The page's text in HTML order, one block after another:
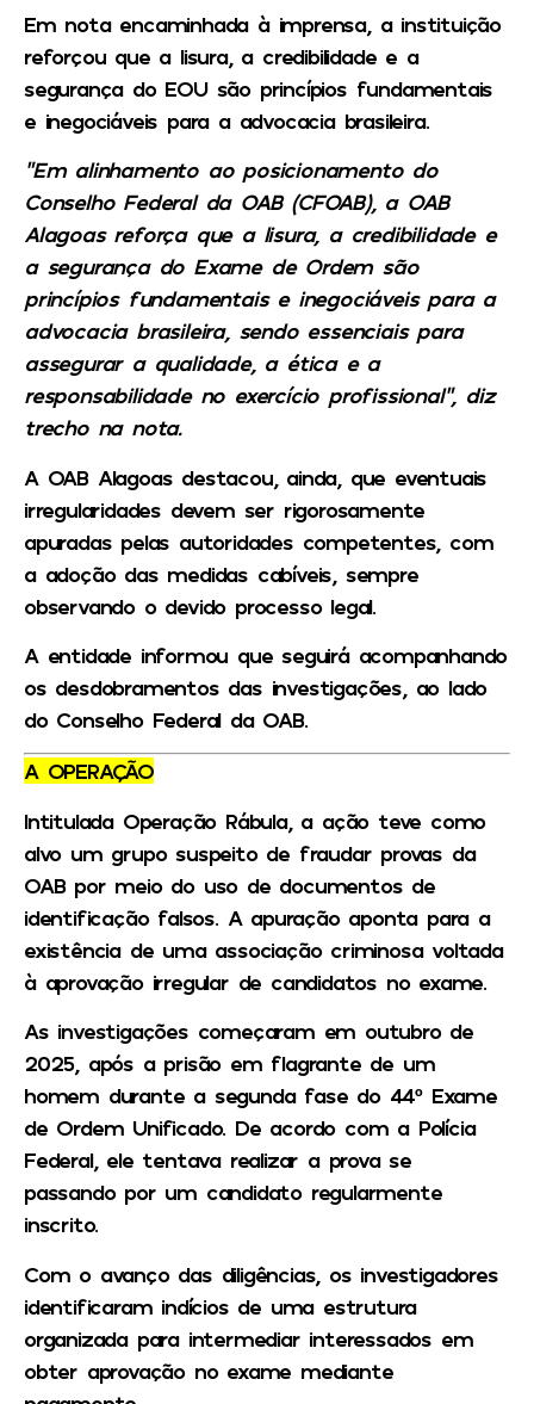
Em nota encaminhada à imprensa, a instituição
reforçou que a lisura, a credibilidade e a
segurança do EOU são princípios fundamentais
e inegociáveis para a advocacia brasileira.
“Em alinhamento ao posicionamento do
Conselho Federal da OAB (CFOAB), a OAB
Alagoas reforça que a lisura, a credibilidade e
a segurança do Exame de Ordem são
princípios fundamentais e inegociáveis para a
advocacia brasileira, sendo essenciais para
assegurar a qualidade, a ética e a
responsabilidade no exercício profissional”, diz
trecho na nota.
A OAB Alagoas destacou, ainda, que eventuais
irregularidades devem ser rigorosamente
apuradas pelas autoridades competentes, com
a adoção das medidas cabíveis, sempre
observando o devido processo legal.
A entidade informou que seguirá acompanhando
os desdobramentos das investigações, ao lado
do Conselho Federal da OAB.
A OPERAÇÃO
Intitulada Operação Rábula, a ação teve como
alvo um grupo suspeito de fraudar provas da
OAB por meio do uso de documentos de
identificação falsos. A apuração aponta para a
existência de uma associação criminosa voltada
à aprovação irregular de candidatos no exame.
As investigações começaram em outubro de
2025, após a prisão em flagrante de um
homem durante a segunda fase do 44º Exame
de Ordem Unificado. De acordo com a Polícia
Federal, ele tentava realizar a prova se
passando por um candidato regularmente
inscrito.
Com o avanço das diligências, os investigadores
identificaram indícios de uma estrutura
organizada para intermediar interessados em
obter aprovação no exame mediante